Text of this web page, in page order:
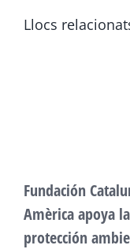
Llocs
Fundación
Amèrica apoya la
protección